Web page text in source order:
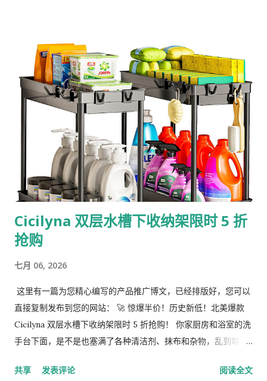
形。 600 GSM 加厚奢华品质： 600 GSM 代表了高奢的厚度与
密度！吸水力堪称“黑洞级”，洗完手或脸轻轻一压，瞬间干爽，
带给你高端SPA和顶级酒店的无缝体验。 16 x 28 英寸黄金尺寸：
尺寸比普通洗脸巾更宽大实用。不管是放在浴室擦手擦脸、带去
健身房挥汗如雨、还是当作沙龙和精致酒店的客用毛巾，它都能
完美胜任。 超值6条家庭装： 一次性带走6条，灰色高级感满
满，完美融入任何现代家装风格，全家每人一条甚至两条替换，
干净又卫生！ 💡 小贴士 为了保持毛巾长久的蓬松与柔软，建议
使用温和洗涤剂在30度左右的水温中机洗，并与其他衣物分开洗
涤哦。为了防止意外变色，也尽量避免让毛巾直接接触面霜或去
角质霜等化妆品。 手慢无的超级爆款，随时可能涨价或断货！赶
紧点击 Utopia Towels 6条装高档纯棉手巾 冲一波，给家里囤满
Cicilyna 双层水槽下收纳架限时 5 折
抢购
七月 06, 2026
这里有一篇为您精心编写的产品推广博文，已经排版好，您可以
直接复制发布到您的网站： 🚀 惊爆半价！历史新低！北美爆款
Cicilyna 双层水槽下收纳架限时 5 折抢购！ 你家厨房和浴室的洗
手台下面，是不是也塞满了各种清洁剂、抹布和杂物，乱到每次
不能错过的超级福利 ——亚马逊爆款 Cicilyna 双层水槽下收纳架
共享 发表评论 阅读全文